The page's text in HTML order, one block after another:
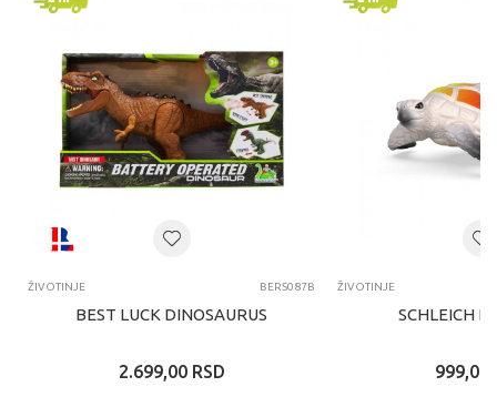
ŽIVOTINJE BERS087B
BEST LUCK DINOSAURUS
2.699,00 RSD
ŽIVOTINJE
SCHLEICH
999,00